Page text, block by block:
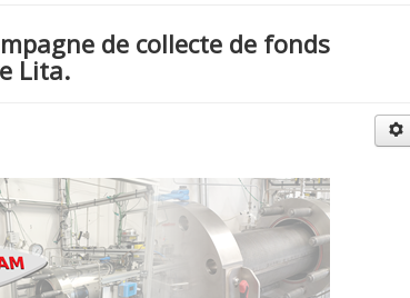
de collecte de fonds
Lita.